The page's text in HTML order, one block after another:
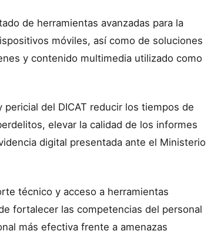
de herramientas avanzadas para la
móviles, así como de soluciones
y contenido multimedia utilizado como
del DICAT reducir los tiempos de
elevar la calidad de los informes
digital presentada ante el Ministerio
técnico y acceso a herramientas
fortalecer las competencias del personal
más efectiva frente a amenazas